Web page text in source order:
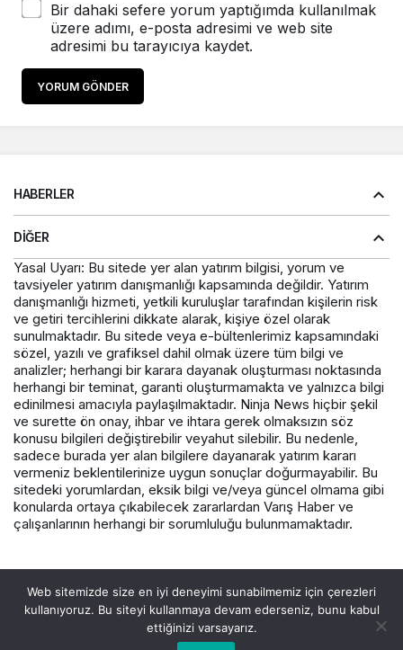
Bir dahaki sefere yorum yaptığımda kullanılmak
üzere adımı, e-posta adresimi ve web site
adresimi bu tarayıcıya kaydet.
YORUM GÖNDER
HABERLER
DIĞER
Yasal Uyarı: Bu sitede yer alan yatırım bilgisi, yorum ve
tavsiyeler yatırım danışmanlığı kapsamında değildir. Yatırım
danışmanlığı hizmeti, yetkili kuruluşlar tarafından kişilerin risk
ve getiri tercihlerini dikkate alarak, kişiye özel olarak
sunulmaktadır. Bu sitede veya e-bültenlerimiz kapsamındaki
sözel, yazılı ve grafiksel dahil olmak üzere tüm bilgi ve
analizler; herhangi bir karara dayanak oluşturması noktasında
herhangi bir teminat, garanti oluşturmamakta ve yalnızca bilgi
edinilmesi amacıyla paylaşılmaktadır. Ninja News hiçbir şekil
ve surette ön onay, ihbar ve ihtara gerek olmaksızın söz
konusu bilgileri değiştirebilir veyahut silebilir. Bu nedenle,
sadece burada yer alan bilgilere dayanarak yatırım kararı
vermeniz beklentilerinize uygun sonuçlar doğurmayabilir. Bu
sitedeki yorumlardan, eksik bilgi ve/veya güncel olmama gibi
konularda ortaya çıkabilecek zararlardan Varış Haber ve
çalışanlarının herhangi bir sorumluluğu bulunmamaktadır.
Web sitemizde size en iyi deneyimi sunabilmemiz için çerezleri
kullanıyoruz. Bu siteyi kullanmaya devam ederseniz, bunu kabul
ettiğinizi varsayarız.